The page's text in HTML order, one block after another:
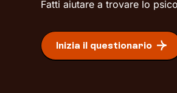
Fatti aiutare a trovare lo
Inizia il questionario